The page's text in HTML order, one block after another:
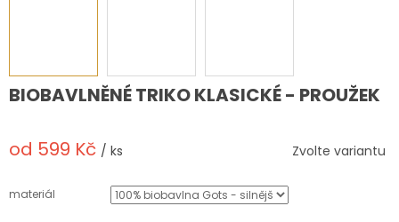
BIOBAVLNĚNÉ TRIKO KLASICKÉ - PROUŽEK
od 599 Kč / ks
cena:
Zvolte variantu
materiál